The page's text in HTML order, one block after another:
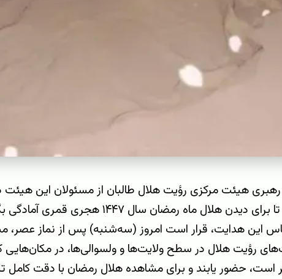
هیئت مرکزی رؤیت هلال طالبان از مسئولان این هیئت
دیدن هلال ماه رمضان سال ۱۴۴۷ هجری قمری آمادگی بگیرند.
این هدایت، قرار است امروز (سه‌شنبه) پس از نماز
رؤیت هلال در سطح ولایت‌ها و ولسوالی‌ها، در مکان‌هایی
است، حضور یابند و برای مشاهده هلال رمضان با دقت کامل